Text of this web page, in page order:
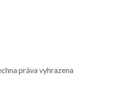
práva vyhrazena